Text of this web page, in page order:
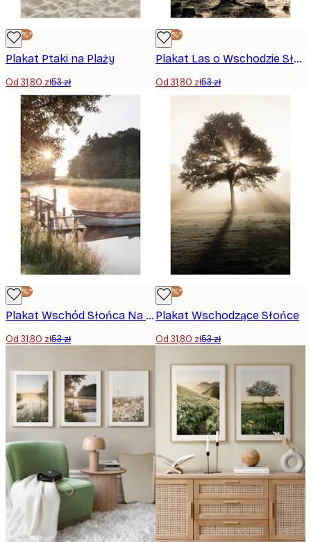
-40%*
Plakat Ptaki na Plaży
Od 31,80 zł53 zł
-40%*
Plakat Las o Wschodzie Słońca
Od 31,80 zł53 zł
-40%*
Plakat Wschód Słońca Na Molo
Od 31,80 zł53 zł
-40%*
Plakat Wschodzące Słońce
Od 31,80 zł53 zł